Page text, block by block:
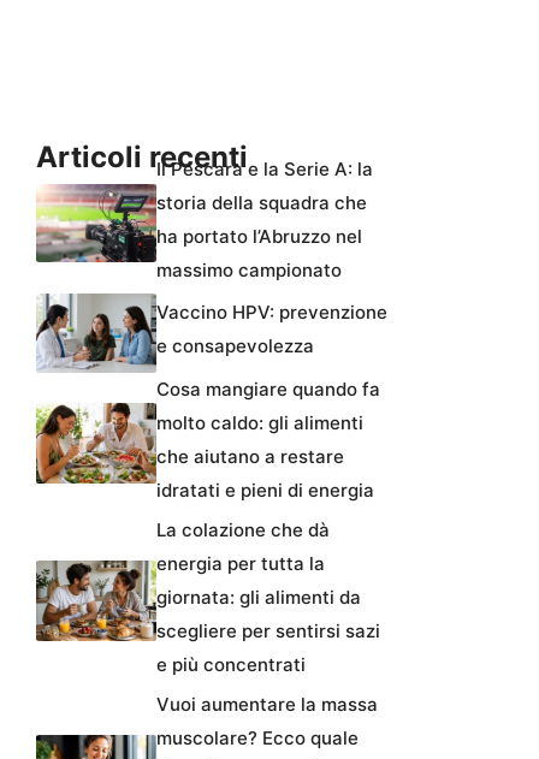
Articoli recentiIl Pescara e la Serie A: la
storia della squadra che
ha portato l’Abruzzo nel
massimo campionato
Vaccino HPV: prevenzione
e consapevolezza
Cosa mangiare quando fa
molto caldo: gli alimenti
che aiutano a restare
idratati e pieni di energia
La colazione che dà
energia per tutta la
giornata: gli alimenti da
scegliere per sentirsi sazi
e più concentrati
Vuoi aumentare la massa
muscolare? Ecco quale